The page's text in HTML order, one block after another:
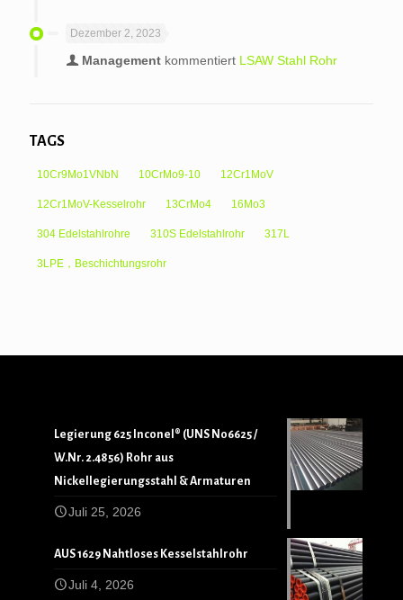
Dezember 2, 2023
Management kommentiert LSAW Stahl Rohr
TAGS
10Cr9Mo1VNbN 10CrMo9-10 12Cr1MoV
12Cr1MoV-Kesselrohr 13CrMo4 16Mo3
304 Edelstahlrohre 310S Edelstahlrohr 317L
3LPE，Beschichtungsrohr
Legierung 625 Inconel® (UNS N06625 /
W.Nr. 2.4856) Rohr aus
Nickellegierungsstahl & Armaturen
Juli 25, 2026
AUS 1629 Nahtloses Kesselstahlrohr
Juli 4, 2026